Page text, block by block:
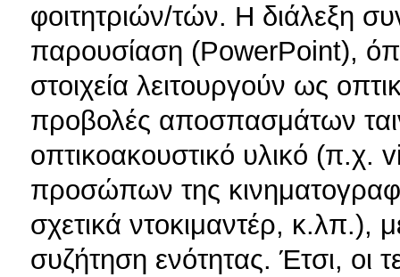
φοιτητριών/τών. Η διάλεξη
παρουσίαση (PowerPoint),
στοιχεία λειτουργούν ως
προβολές αποσπασμάτων
οπτικοακουστικό υλικό (π.χ.
προσώπων της
σχετικά ντοκιμαντέρ, κ.λπ.),
συζήτηση ενότητας. Έτσι, οι